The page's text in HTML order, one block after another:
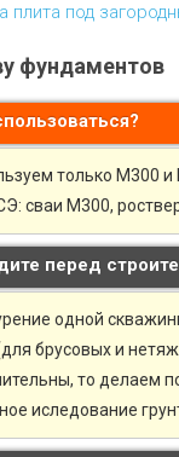
плита под
фундаментов
только М300
сваи М300,
перед
одной
брусовых и
то делаем
иследование